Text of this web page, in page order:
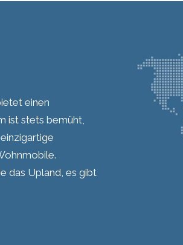
einen
ist stets bemüht,
das Upland, es gibt